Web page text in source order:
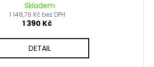
Skladem
1 148,76 Kč bez DPH
1 390 Kč
DETAIL